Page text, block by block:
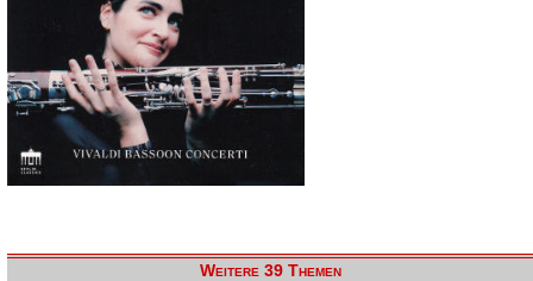
Weitere 39 Themen